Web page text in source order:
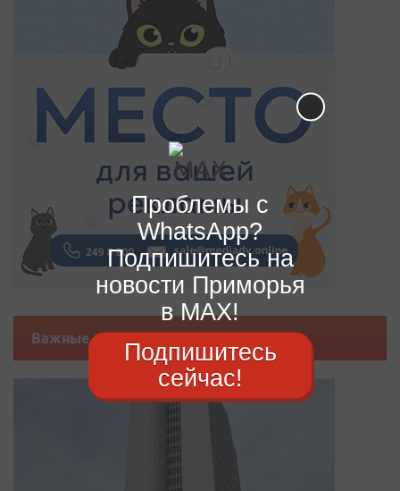
Важные новости
Проблемы с
WhatsApp?
Подпишитесь на
новости Приморья
в MAX!
Подпишитесь
сейчас!